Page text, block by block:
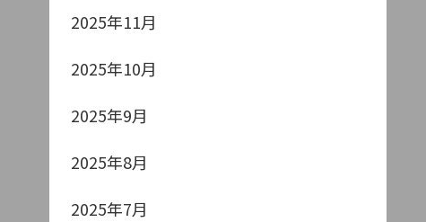
2025年11月
2025年10月
2025年9月
2025年8月
2025年7月